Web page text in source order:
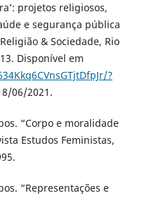
projetos religiosos,
e segurança pública
& Sociedade, Rio
Disponível em
?
06/2021.
“Corpo e moralidade
Estudos Feministas,
“Representações e